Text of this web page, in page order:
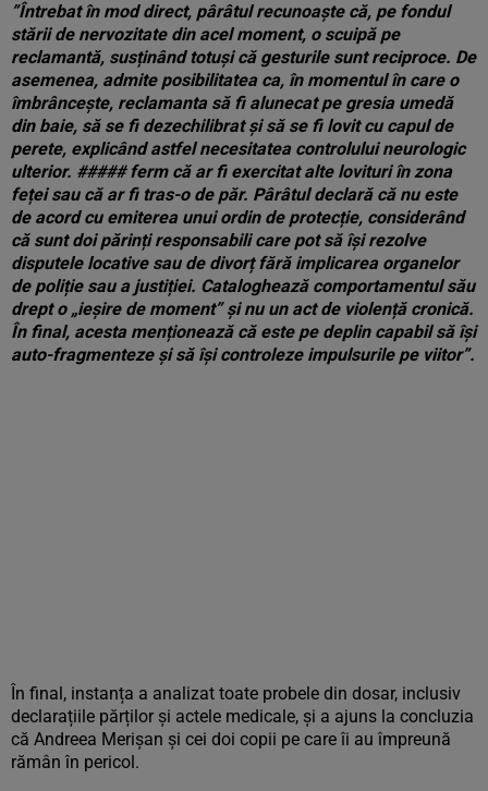
”Întrebat în mod direct, pârâtul recunoaște că, pe fondul
stării de nervozitate din acel moment, o scuipă pe
reclamantă, susținând totuși că gesturile sunt reciproce. De
asemenea, admite posibilitatea ca, în momentul în care o
îmbrâncește, reclamanta să fi alunecat pe gresia umedă
din baie, să se fi dezechilibrat și să se fi lovit cu capul de
perete, explicând astfel necesitatea controlului neurologic
ulterior. ##### ferm că ar fi exercitat alte lovituri în zona
feței sau că ar fi tras-o de păr. Pârâtul declară că nu este
de acord cu emiterea unui ordin de protecție, considerând
că sunt doi părinți responsabili care pot să își rezolve
disputele locative sau de divorț fără implicarea organelor
de poliție sau a justiției. Cataloghează comportamentul său
drept o „ieșire de moment” și nu un act de violență cronică.
În final, acesta menționează că este pe deplin capabil să își
auto-fragmenteze și să își controleze impulsurile pe viitor”.
În final, instanța a analizat toate probele din dosar, inclusiv
declarațiile părților și actele medicale, și a ajuns la concluzia
că Andreea Merișan și cei doi copii pe care îi au împreună
rămân în pericol.